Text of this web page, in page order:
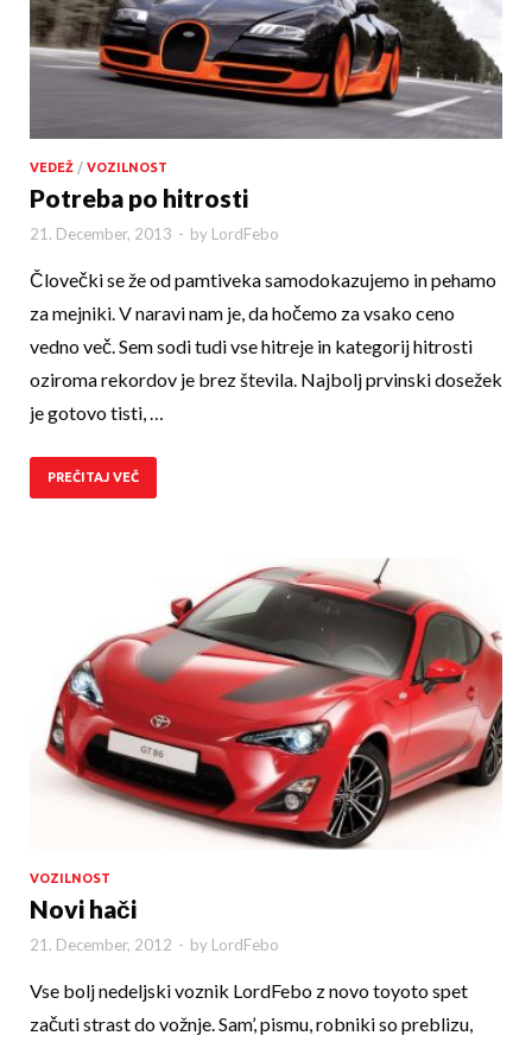
VEDEŽ / VOZILNOST
Potreba po hitrosti
21. December, 2013 - by LordFebo
Človečki se že od pamtiveka samodokazujemo in pehamo
za mejniki. V naravi nam je, da ho­če­mo za vsako ceno
vedno več. Sem sodi tudi vse hitreje in kategorij hitrosti
oziroma rekordov je brez števila. Najbolj prvinski dosežek
je gotovo tisti, …
PREČITAJ VEČ
VOZILNOST
Novi hači
21. December, 2012 - by LordFebo
Vse bolj nedeljski voznik LordFebo z novo toyoto spet
začuti strast do vožnje. Sam’, pismu, robniki so preblizu,